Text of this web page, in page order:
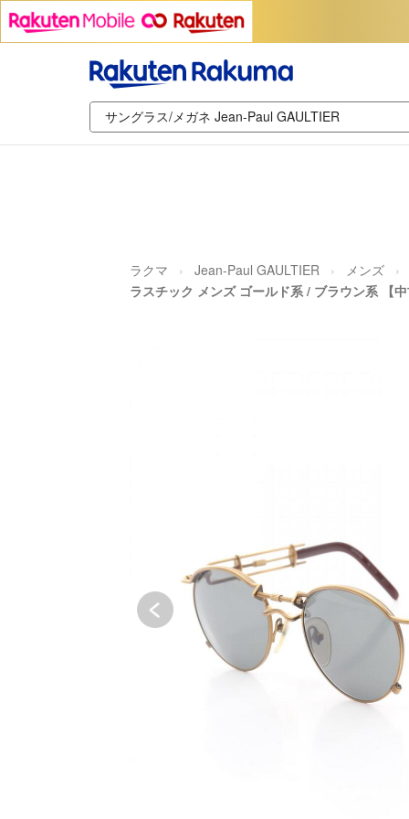
ラクマ Jean-Paul GAULTIER メンズ
ラスチック メンズ ゴールド系 / ブラウン系 【中